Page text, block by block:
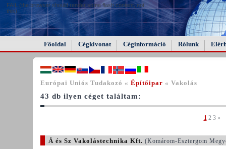
FAIL (the browser should render some flash content, not
this).
Főoldal Cégkivonat Céginformáció Rólunk
Európai Uniós Tudakozó « Építőipar « Vakolás
43 db ilyen céget találtam:
1 2 3 »
Á és Sz Vakolástechnika Kft. (Komárom-Esztergom